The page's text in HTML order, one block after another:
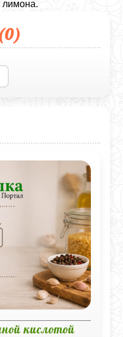
лимона.
0)
кислотой